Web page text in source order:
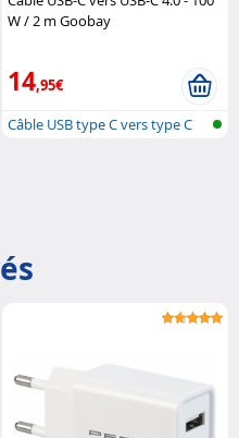
W / 2 m Goobay
14,95€
Câble USB type C vers type C